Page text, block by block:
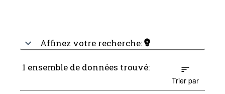
Affinez votre recherche:
1 ensemble de données trouvé:
Trier par